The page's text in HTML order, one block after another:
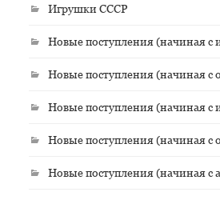
Игрушки СССР
Новые поступления (начиная с
Новые поступления (начиная с
Новые поступления (начиная с
Новые поступления (начиная с
Новые поступления (начиная с